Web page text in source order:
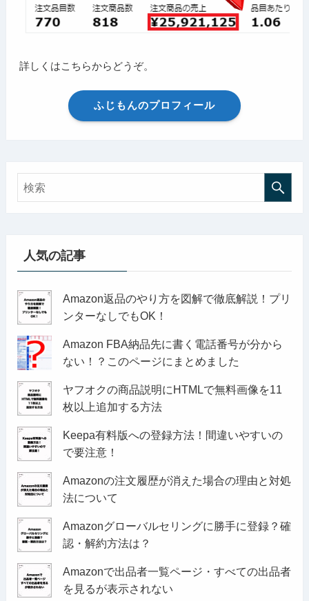
詳しくはこちらからどうぞ。
ふじもんのプロフィール
人気の記事
Amazon返品のやり方を図解で徹底解説！プリ
ンターなしでもOK！
Amazon FBA納品先に書く電話番号が分から
ない！？このページにまとめました
ヤフオクの商品説明にHTMLで無料画像を11
枚以上追加する方法
Keepa有料版への登録方法！間違いやすいの
で要注意！
Amazonの注文履歴が消えた場合の理由と対処
法について
Amazonグローバルセリングに勝手に登録？確
認・解約方法は？
Amazonで出品者一覧ページ・すべての出品者
を見るが表示されない